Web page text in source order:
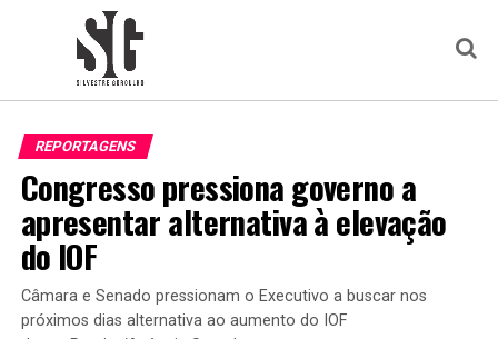
REPORTAGENS
Congresso pressiona governo a
apresentar alternativa à elevação
do IOF
Câmara e Senado pressionam o Executivo a buscar nos
próximos dias alternativa ao aumento do IOF